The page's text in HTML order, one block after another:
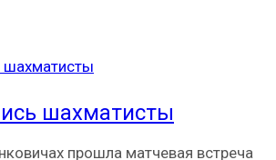
шахматисты
прошла матчевая встреча